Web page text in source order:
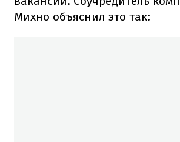
Михно объяснил это так: